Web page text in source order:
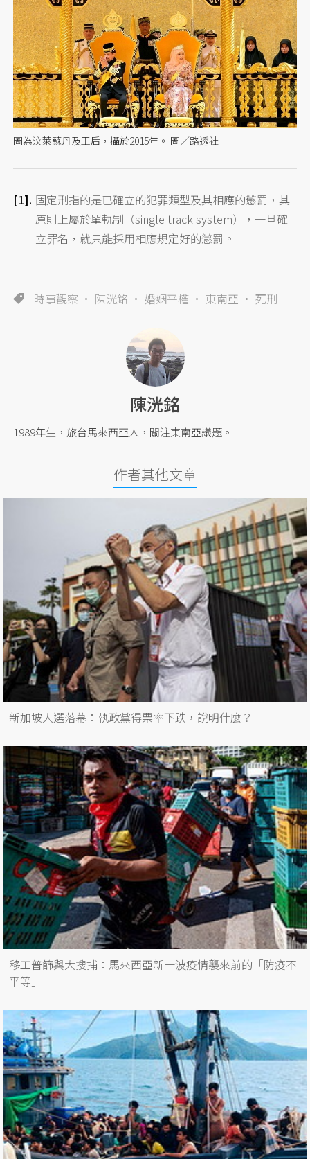
圖為汶萊蘇丹及王后，攝於2015年。 圖／路透社
固定刑指的是已確立的犯罪類型及其相應的懲罰，其
原則上屬於單軌制（single track system），一旦確
立罪名，就只能採用相應規定好的懲罰。
時事觀察 陳洸銘 婚姻平權 東南亞 死刑
陳洸銘
1989年生，旅台馬來西亞人，關注東南亞議題。
作者其他文章
新加坡大選落幕：執政黨得票率下跌，說明什麼？
移工普篩與大搜捕：馬來西亞新一波疫情襲來前的「防疫不
平等」